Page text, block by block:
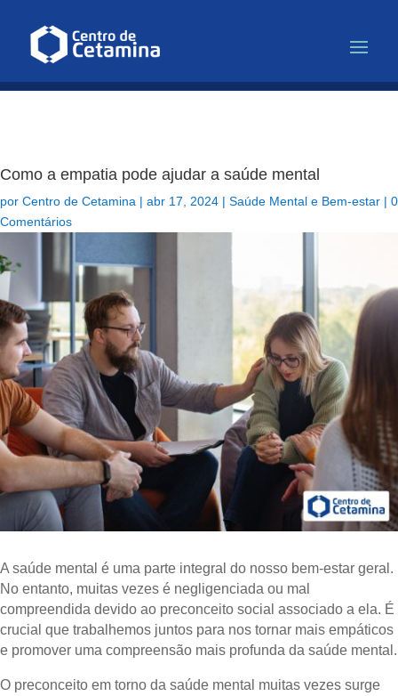
Como a empatia pode ajudar a saúde mental
por Centro de Cetamina | abr 17, 2024 | Saúde Mental e Bem-estar | 0
Comentários
A saúde mental é uma parte integral do nosso bem-estar geral.
No entanto, muitas vezes é negligenciada ou mal
compreendida devido ao preconceito social associado a ela. É
crucial que trabalhemos juntos para nos tornar mais empáticos
e promover uma compreensão mais profunda da saúde mental.
O preconceito em torno da saúde mental muitas vezes surge